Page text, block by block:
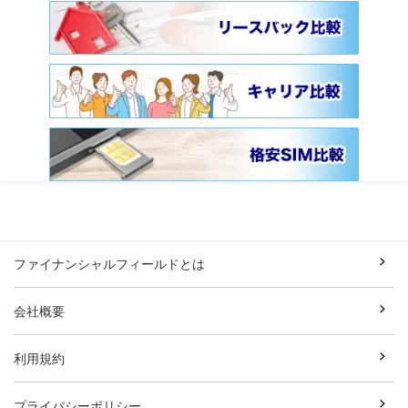
ファイナンシャルフィールドとは
会社概要
利用規約